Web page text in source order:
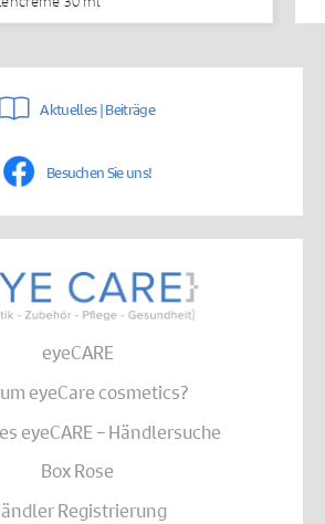
Aktuelles | Beiträge
Besuchen Sie uns!
eyeCARE
eyeCare cosmetics?
eyeCARE – Händlersuche
Box Rose
Registrierung